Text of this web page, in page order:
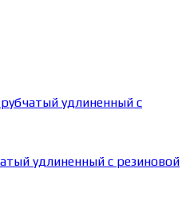
удлиненный с резиновой